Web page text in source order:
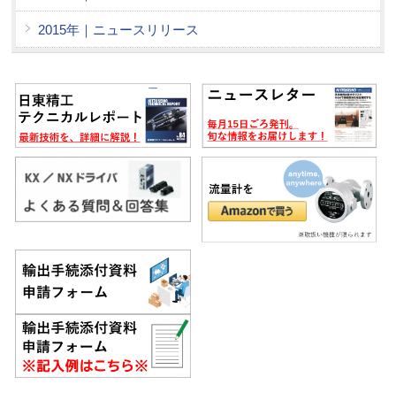
2015年｜ニュースリリース